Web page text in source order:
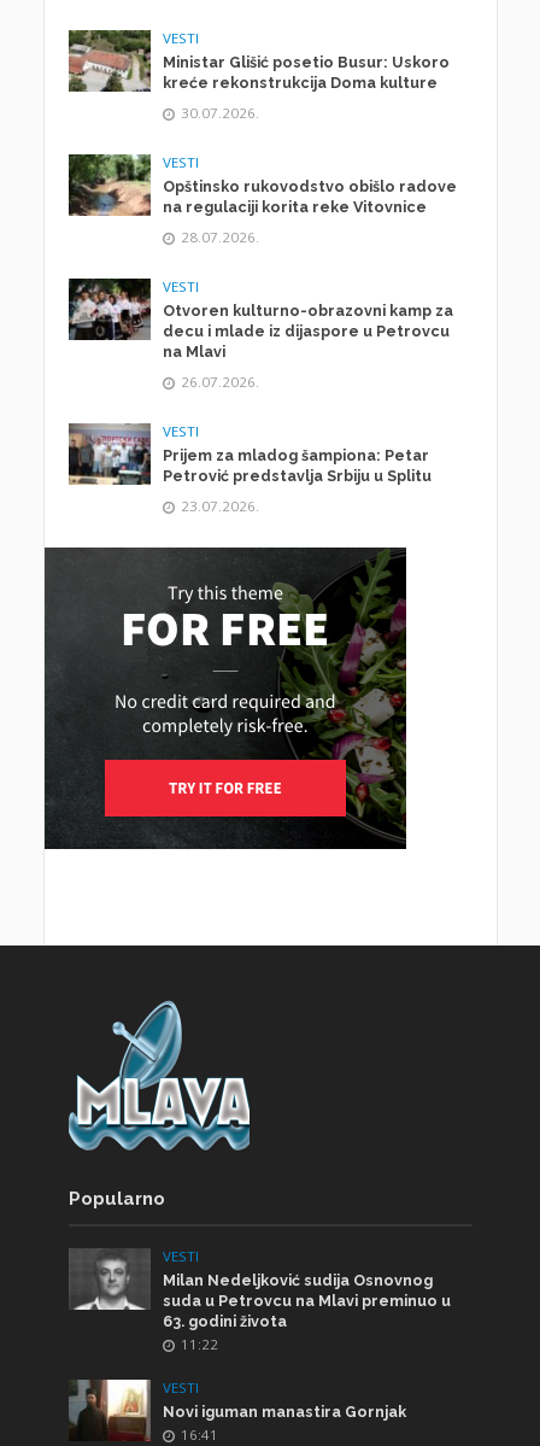
VESTI
Ministar Glišić posetio Busur: Uskoro
kreće rekonstrukcija Doma kulture
30.07.2026.
VESTI
Opštinsko rukovodstvo obišlo radove
na regulaciji korita reke Vitovnice
28.07.2026.
VESTI
Otvoren kulturno-obrazovni kamp za
decu i mlade iz dijaspore u Petrovcu
na Mlavi
26.07.2026.
VESTI
Prijem za mladog šampiona: Petar
Petrović predstavlja Srbiju u Splitu
23.07.2026.
Popularno
VESTI
Milan Nedeljković sudija Osnovnog
suda u Petrovcu na Mlavi preminuo u
63. godini života
11:22
VESTI
Novi iguman manastira Gornjak
16:41